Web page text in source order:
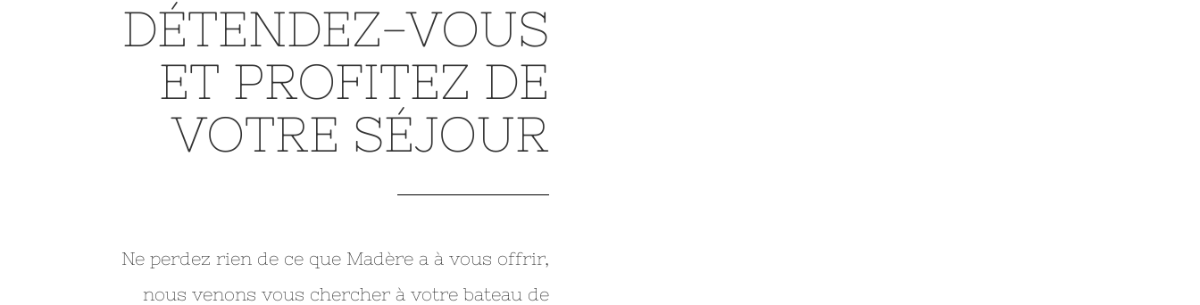
DÉTENDEZ-VOUS
ET PROFITEZ DE
VOTRE SÉJOUR
Ne perdez rien de ce que Madère a à vous offrir,
nous venons vous chercher à votre bateau de